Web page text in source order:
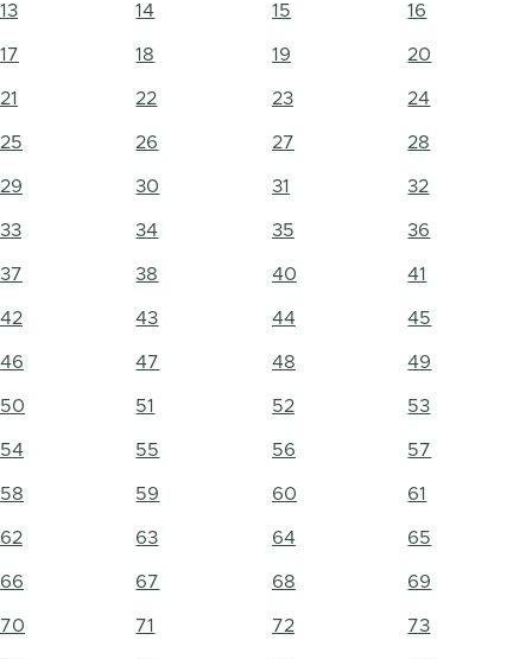
13 14 15 16
17 18 19 20
21 22 23 24
25 26 27 28
29 30 31 32
33 34 35 36
37 38 40 41
42 43 44 45
46 47 48 49
50 51 52 53
54 55 56 57
58 59 60 61
62 63 64 65
66 67 68 69
70 71 72 73